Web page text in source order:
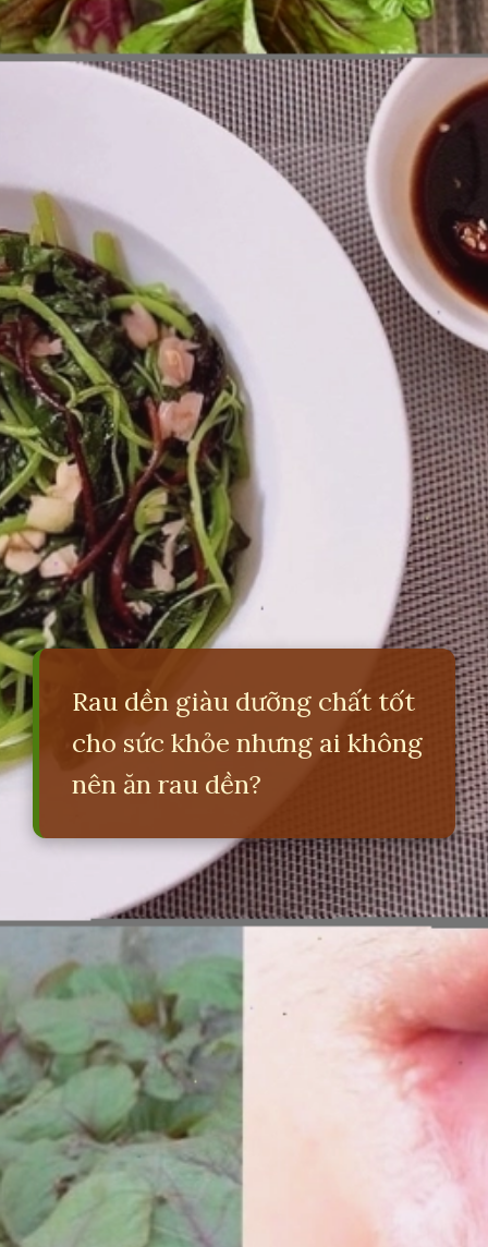
https://erci.edu.vn/tac-hai-cua-rau-den
Rau dền giàu dưỡng chất tốt
cho sức khỏe nhưng ai không
nên ăn rau dền?
https://erci.edu.vn/tac-hai-cua-rau-den